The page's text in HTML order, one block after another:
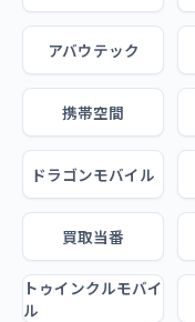
アバウテック
携帯空間
ドラゴンモバイル
買取当番
トゥインクルモバイ
ル